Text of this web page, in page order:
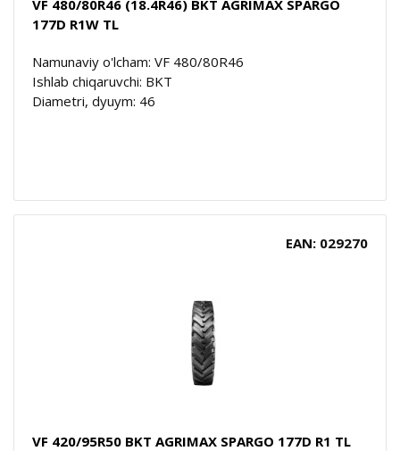
VF 480/80R46 (18.4R46) BKT AGRIMAX SPARGO
177D R1W TL
Namunaviy o'lcham: VF 480/80R46
Ishlab chiqaruvchi: BKT
Diametri, dyuym: 46
EAN: 029270
VF 420/95R50 BKT AGRIMAX SPARGO 177D R1 TL